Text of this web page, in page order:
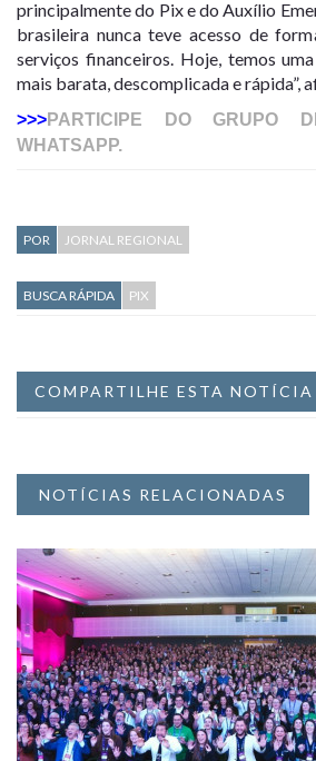
principalmente do Pix e do Auxílio
brasileira nunca teve acesso de
serviços financeiros. Hoje, temos
mais barata, descomplicada e rápida”,
>>>PARTICIPE DO GRUPO
WHATSAPP.
POR JORNAL REGIONAL
BUSCA RÁPIDA PIX
COMPARTILHE ESTA NOTÍCIA
NOTÍCIAS RELACIONADAS